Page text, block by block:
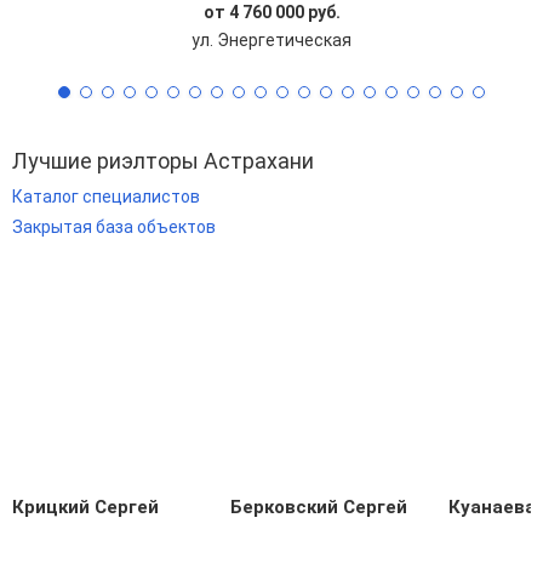
от 4 760 000 руб.
ул. Энергетическая
Лучшие риэлторы Астрахани
Каталог специалистов
Закрытая база объектов
Крицкий Сергей Берковский Сергей